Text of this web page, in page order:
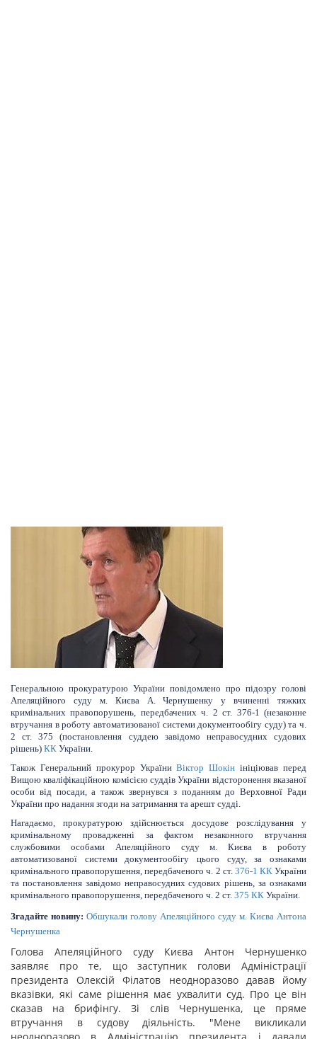
Генеральною прокуратурою України повідомлено про підозру голові
Апеляційного суду м. Києва А. Чернушенку у вчиненні тяжких
кримінальних правопорушень, передбачених ч. 2 ст. 376-1 (незаконне
втручання в роботу автоматизованої системи документообігу суду) та ч.
2 ст. 375 (постановлення суддею завідомо неправосудних судових
рішень) КК України.
Також Генеральний прокурор УкраїниВіктор Шокін ініціював перед
Вищою кваліфікаційною комісією суддів України відсторонення вказаної
особи від посади, а також звернувся з поданням до Верховної Ради
України про надання згоди на затримання та арешт судді.
Нагадаємо, прокуратурою здійснюється досудове розслідування у
кримінальному провадженні за фактом незаконного втручання
службовими особами Апеляційного суду м. Києва в роботу
автоматизованої системи документообігу цього суду, за ознаками
кримінального правопорушення, передбаченого ч. 2 ст.376-1 ККУкраїни
та постановлення завідомо неправосудних судових рішень, за ознаками
кримінального правопорушення, передбаченого ч. 2 ст. 375 КК України.
Згадайте новину: Обшукали голову Апеляційного суду м. Києва Антона
Чернушенка
Голова Апеляційного суду Києва Антон Чернушенко
заявляє про те, що заступник голови Адміністрації
президента Олексій Філатов неодноразово давав йому
вказівки, які саме рішення має ухвалити суд. Про це він
сказав на брифінгу. Зі слів Чернушенка, це пряме
втручання в судову діяльність. "Мене викликали